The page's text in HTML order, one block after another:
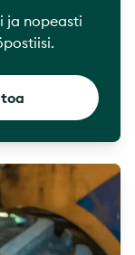
ja nopeasti